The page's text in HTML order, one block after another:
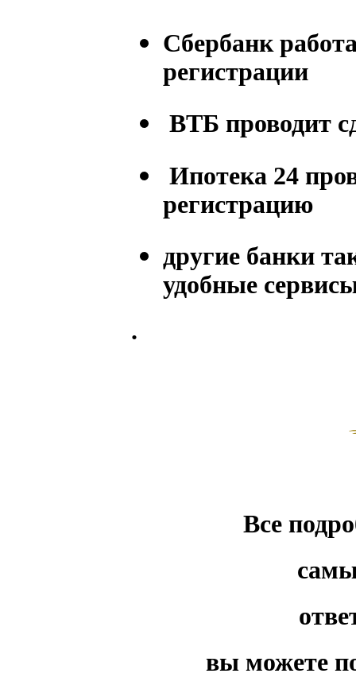
Сбербанк
регистрации
ВТБ проводит
Ипотека 24
регистрацию
другие банки
удобные
.
Все
вы можете